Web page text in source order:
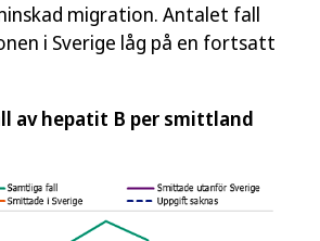
migration. Antalet fall
i Sverige låg på en fortsatt
av hepatit B per smittland